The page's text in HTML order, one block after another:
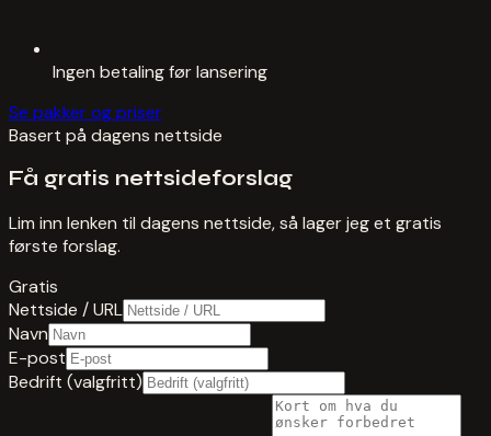
Ingen betaling før lansering
Se pakker og priser
Basert på dagens nettside
Få gratis nettsideforslag
Lim inn lenken til dagens nettside, så lager jeg et gratis
første forslag.
Gratis
Nettside / URL
Navn
E-post
Bedrift (valgfritt)